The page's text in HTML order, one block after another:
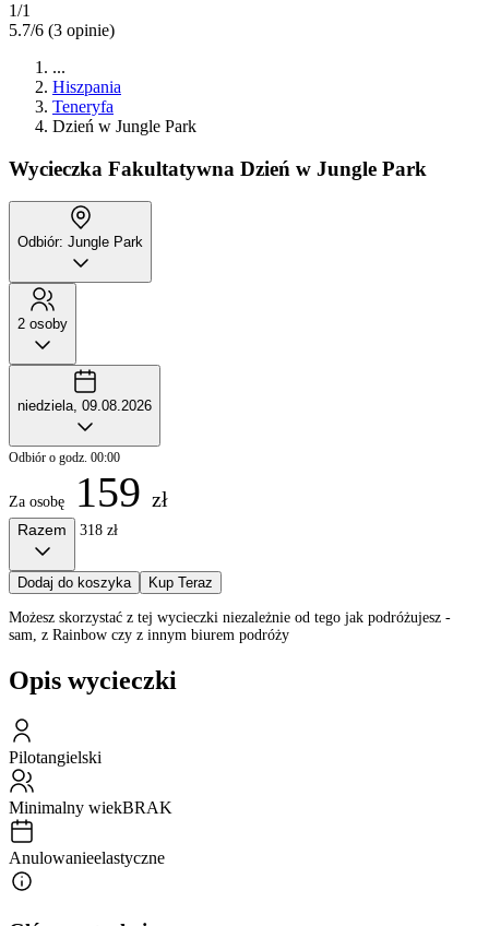
1/1
5.7/6 (3 opinie)
...
Hiszpania
Teneryfa
Dzień w Jungle Park
Wycieczka Fakultatywna Dzień w Jungle Park
Odbiór: Jungle Park
2 osoby
niedziela, 09.08.2026
Odbiór o godz. 00:00
Za osobę 159 zł
Razem 318 zł
Dodaj do koszyka Kup Teraz
Możesz skorzystać z tej wycieczki niezależnie od tego jak podróżujesz -
sam, z Rainbow czy z innym biurem podróży
Opis wycieczki
Pilotangielski
Minimalny wiekBRAK
Anulowanieelastyczne